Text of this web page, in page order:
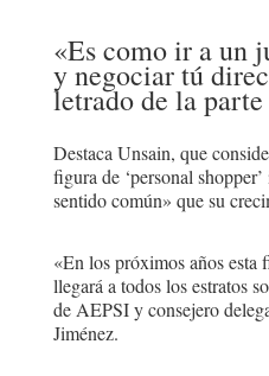
«Es como ir a un
y negociar tú
letrado de la
Destaca Unsain, que
figura de ‘personal
sentido común» que su
«En los próximos años esta
llegará a todos los estratos
de AEPSI y consejero
Jiménez.